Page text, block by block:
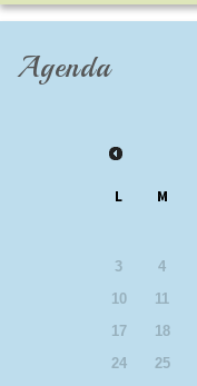
Agenda
L M
3
4
10
11
17
18
24
25